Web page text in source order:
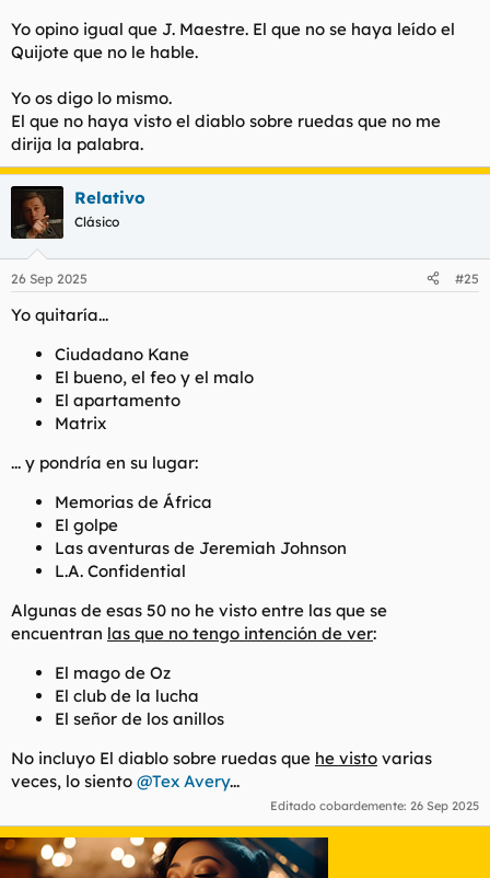
Yo opino igual que J. Maestre. El que no se haya leído el
Quijote que no le hable.
Yo os digo lo mismo.
El que no haya visto el diablo sobre ruedas que no me
dirija la palabra.
Relativo
Clásico
26 Sep 2025 #25
Yo quitaría...
Ciudadano Kane
El bueno, el feo y el malo
El apartamento
Matrix
... y pondría en su lugar:
Memorias de África
El golpe
Las aventuras de Jeremiah Johnson
L.A. Confidential
Algunas de esas 50 no he visto entre las que se
encuentran las que no tengo intención de ver:
El mago de Oz
El club de la lucha
El señor de los anillos
No incluyo El diablo sobre ruedas que he visto varias
veces, lo siento @Tex Avery...
Editado cobardemente: 26 Sep 2025